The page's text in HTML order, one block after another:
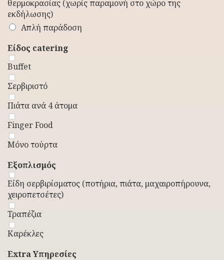
θερμοκρασίας (χωρίς παραμονή στο χώρο της
εκδήλωσης)
Απλή παράδοση
Είδος catering
Buffet
Σερβιριστό
Πιάτα ανά 4 άτομα
Finger Food
Μόνο τούρτα
Εξοπλισμός
Είδη σερβιρίσματος (ποτήρια, πιάτα, μαχαιροπήρουνα,
χειροπετσέτες)
Τραπέζια
Καρέκλες
Extra Υπηρεσίες